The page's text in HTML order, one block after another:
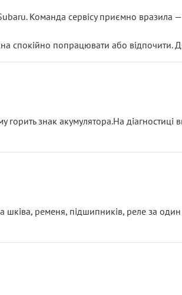
Команда сервісу приємно вразила —
спокійно попрацювати або відпочити.
горить знак акумулятора.На
ременя, підшипників, реле за